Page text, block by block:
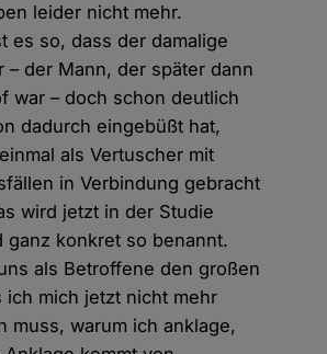
leider nicht mehr.
es so, dass der damalige
– der Mann, der später dann
war – doch schon deutlich
dadurch eingebüßt hat,
als Vertuscher mit
in Verbindung gebracht
wird jetzt in der Studie
ganz konkret so benannt.
als Betroffene den großen
ich mich jetzt nicht mehr
muss, warum ich anklage,